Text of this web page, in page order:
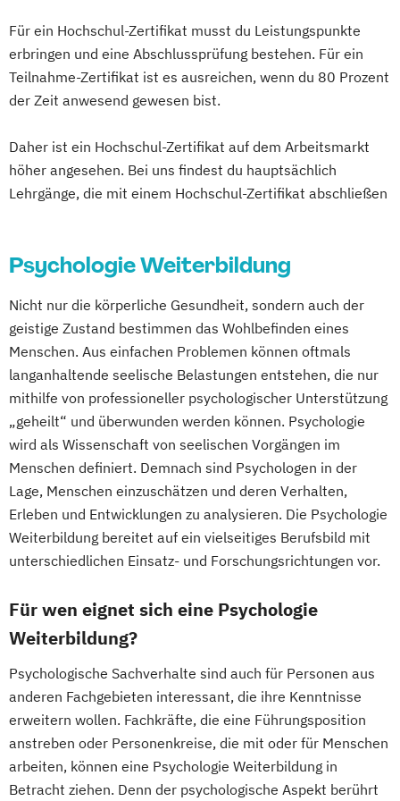
Heilpraktiker/-in für Psychotherapie
Fachrichtung "Systemische Beratung"
Konfliktmanager/in
Beratungspraxis
Paarberater/ -in
Paarberater/-in + Systemische/r Berater/-
Psychologische/r Berater/-in Fachrichtung
"Burnout-Prävention"
Psychologische/r Berater/-in Fachrichtung
"Entspannungspädagogik"
Psychologische/r Berater/-in Fachrichtung
"Systemische Beratung"
Psychologische/r Berater/-in mit
zusätzlicher Fachrichtung "Paarberatung"
Traumafachberater/-in
Für ein Hochschul-Zertifikat musst du Leistungspunkte
erbringen und eine Abschlussprüfung bestehen. Für ein
Teilnahme-Zertifikat ist es ausreichen, wenn du 80 Prozent
der Zeit anwesend gewesen bist.
Daher ist ein Hochschul-Zertifikat auf dem Arbeitsmarkt
höher angesehen. Bei uns findest du hauptsächlich
Lehrgänge, die mit einem Hochschul-Zertifikat abschließen
Psychologie Weiterbildung
Nicht nur die körperliche Gesundheit, sondern auch der
geistige Zustand bestimmen das Wohlbefinden eines
Menschen. Aus einfachen Problemen können oftmals
langanhaltende seelische Belastungen entstehen, die nur
mithilfe von professioneller psychologischer Unterstützung
„geheilt“ und überwunden werden können. Psychologie
wird als Wissenschaft von seelischen Vorgängen im
Menschen definiert. Demnach sind Psychologen in der
Lage, Menschen einzuschätzen und deren Verhalten,
Erleben und Entwicklungen zu analysieren. Die Psychologie
Weiterbildung bereitet auf ein vielseitiges Berufsbild mit
unterschiedlichen Einsatz- und Forschungsrichtungen vor.
Für wen eignet sich eine Psychologie
Weiterbildung?
Psychologische Sachverhalte sind auch für Personen aus
anderen Fachgebieten interessant, die ihre Kenntnisse
erweitern wollen. Fachkräfte, die eine Führungsposition
anstreben oder Personenkreise, die mit oder für Menschen
arbeiten, können eine Psychologie Weiterbildung in
Betracht ziehen. Denn der psychologische Aspekt berührt